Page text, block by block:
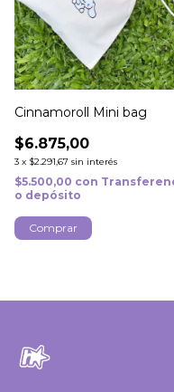
Cinnamoroll Mini bag
$6.875,00
3 x $2.291,67 sin interés
$5.500,00 con
o depósito